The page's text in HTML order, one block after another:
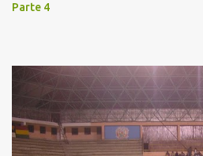
Parte 4